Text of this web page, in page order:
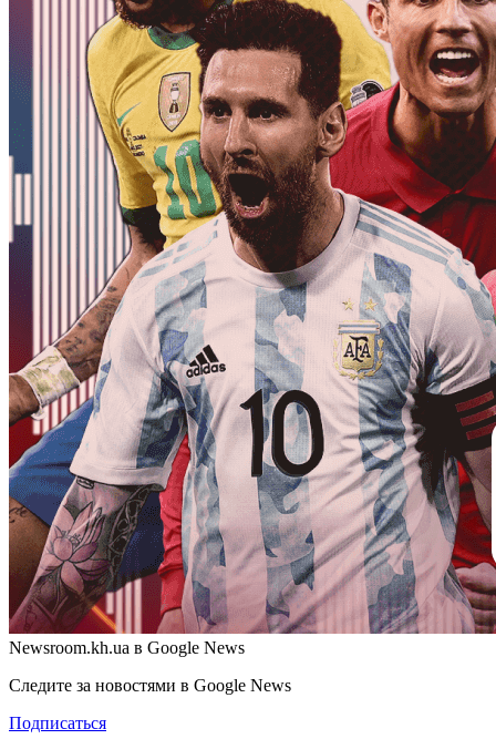
Newsroom.kh.ua в Google News
Следите за новостями в Google News
Подписаться